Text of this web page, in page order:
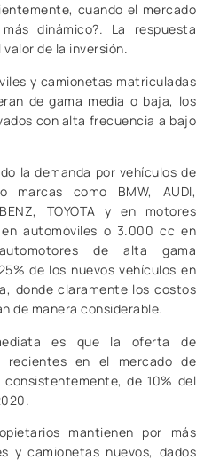
cuando el mercado
dinámico?. La respuesta
valor de la inversión.
y camionetas matriculadas
de gama media o baja, los
con alta frecuencia a bajo
la demanda por vehículos de
marcas como BMW, AUDI,
BENZ, TOYOTA y en motores
automóviles o 3.000 cc en
de alta gama
de los nuevos vehículos en
donde claramente los costos
de manera considerable.
es que la oferta de
recientes en el mercado de
de 10% del
mantienen por más
y camionetas nuevos, dados